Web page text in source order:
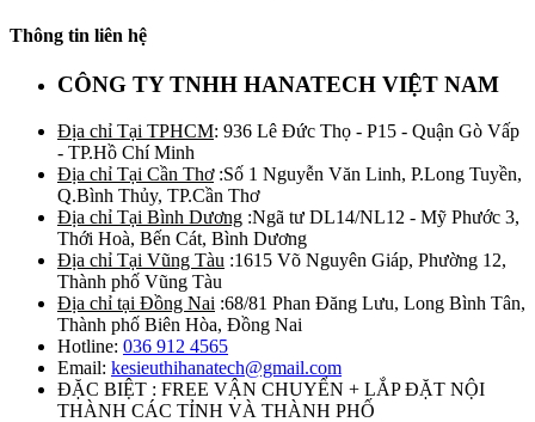
Thông tin liên hệ
CÔNG TY TNHH HANATECH VIỆT NAM
Địa chỉ Tại TPHCM: 936 Lê Đức Thọ - P15 - Quận Gò Vấp
- TP.Hồ Chí Minh
Địa chỉ Tại Cần Thơ:Số 1 Nguyễn Văn Linh, P.Long Tuyền,
Q.Bình Thủy, TP.Cần Thơ
Địa chỉ Tại Bình Dương :Ngã tư DL14/NL12 - Mỹ Phước 3,
Thới Hoà, Bến Cát, Bình Dương
Địa chỉ Tại Vũng Tàu :1615 Võ Nguyên Giáp, Phường 12,
Thành phố Vũng Tàu
Địa chỉ tại Đồng Nai :68/81 Phan Đăng Lưu, Long Bình Tân,
Thành phố Biên Hòa, Đồng Nai
Hotline: 036 912 4565
Email: kesieuthihanatech@gmail.com
ĐẶC BIỆT : FREE VẬN CHUYỂN + LẮP ĐẶT NỘI
THÀNH CÁC TỈNH VÀ THÀNH PHỐ